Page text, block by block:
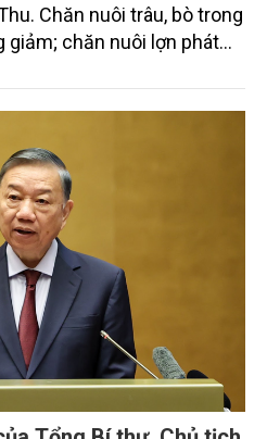
Chăn nuôi trâu, bò trong
giảm; chăn nuôi lợn phát
trồng mới và sản lượng